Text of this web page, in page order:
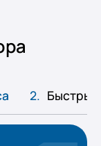
Быстрый